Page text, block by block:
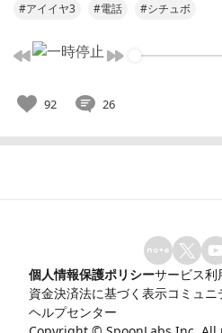
#アイイヤ3 #電話 #シチュボ
92 26
個人情報保護ポリシーサービス利
資金決済法に基づく表示コミュ
ヘルプセンター